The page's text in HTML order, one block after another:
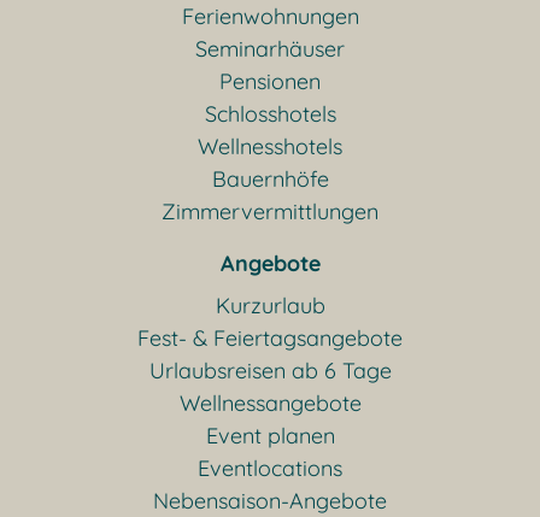
Ferienwohnungen
Seminarhäuser
Pensionen
Schlosshotels
Wellnesshotels
Bauernhöfe
Zimmervermittlungen
Angebote
Kurzurlaub
Fest- & Feiertagsangebote
Urlaubsreisen ab 6 Tage
Wellnessangebote
Event planen
Eventlocations
Nebensaison-Angebote